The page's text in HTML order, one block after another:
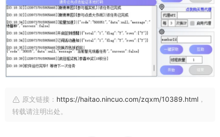
原文链接： https://haitao.nincuo.com/zqxm/10389.html ，
转载请注明出处。